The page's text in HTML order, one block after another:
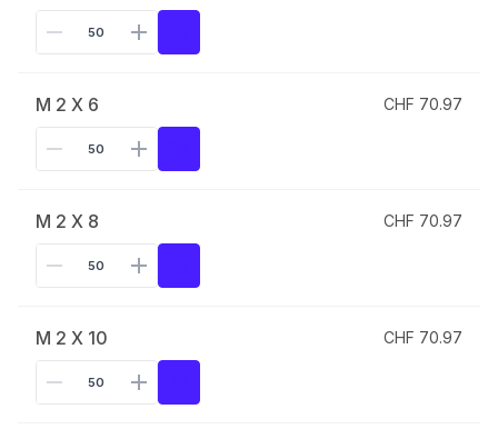
M 2 X 6 CHF 70.97
M 2 X 8 CHF 70.97
M 2 X 10 CHF 70.97